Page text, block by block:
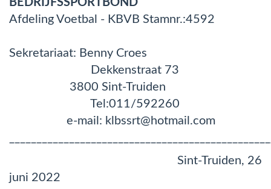
Afdeling Voetbal - KBVB Stamnr.:4592
Sekretariaat: Benny Croes
Dekkenstraat 73
3800 Sint-Truiden
Tel:011/592260
e-mail: klbssrt@hotmail.com
Sint-Truiden, 26
juni 2022